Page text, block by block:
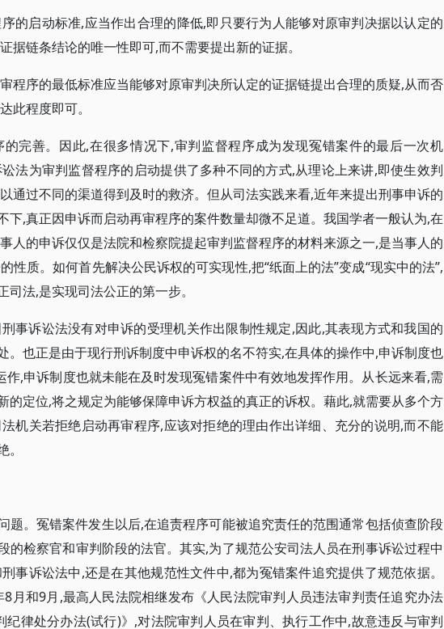
的启动标准,应当作出合理的降低,即只要行为人能够对原审判决据以认定的
据链条结论的唯一性即可,而不需要提出新的证据。
程序的最低标准应当能够对原审判决所认定的证据链提出合理的质疑,从而否
此程度即可。
完善。因此,在很多情况下,审判监督程序成为发现冤错案件的最后一次机
法为审判监督程序的启动提供了多种不同的方式,从理论上来讲,即使生效判
通过不同的渠道得到及时的救济。但从司法实践来看,近年来提出刑事申诉的
下,真正因申诉而启动再审程序的案件数量却微不足道。我国学者一般认为,在
人的申诉仅仅是法院和检察院提起审判监督程序的材料来源之一,是当事人的
性质。如何首先解决公民诉权的可实现性,把“纸面上的法”变成“现实中的法”,
法,是实现司法公正的第一步。
事诉讼法没有对申诉的受理机关作出限制性规定,因此,其表现方式和我国的
。也正是由于现行刑诉制度中申诉权的名不符实,在具体的操作中,申诉制度也
作,申诉制度也就未能在及时发现冤错案件中有效地发挥作用。从长远来看,需
的定位,将之规定为能够保障申诉方权益的真正的诉权。藉此,就需要从多个方
机关若拒绝启动再审程序,应该对拒绝的理由作出详细、充分的说明,而不能
题。冤错案件发生以后,在追责程序可能被追究责任的范围通常包括侦查阶段
的检察官和审判阶段的法官。其实,为了规范公安司法人员在刑事诉讼过程中
事诉讼法中,还是在其他规范性文件中,都为冤错案件追究提供了规范依据。
月和9月,最高人民法院相继发布《人民法院审判人员违法审判责任追究办法
纪律处分办法(试行)》,对法院审判人员在审判、执行工作中,故意违反与审判